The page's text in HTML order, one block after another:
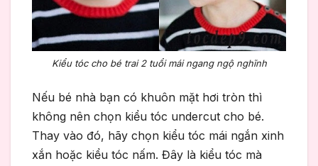
Kiểu tóc cho bé trai 2 tuổi mái ngang ngộ nghĩnh
Nếu bé nhà bạn có khuôn mặt hơi tròn thì
không nên chọn kiểu tóc undercut cho bé.
Thay vào đó, hãy chọn kiểu tóc mái ngắn xinh
xắn hoặc kiểu tóc nấm. Đây là kiểu tóc mà